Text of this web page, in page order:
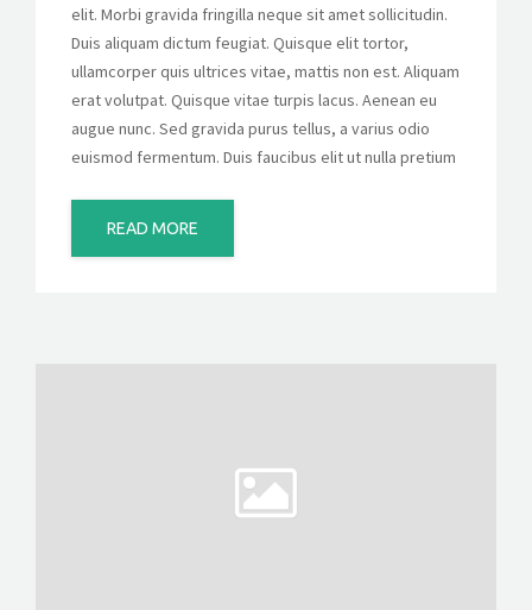
elit. Morbi gravida fringilla neque sit amet sollicitudin.
Duis aliquam dictum feugiat. Quisque elit tortor,
ullamcorper quis ultrices vitae, mattis non est. Aliquam
erat volutpat. Quisque vitae turpis lacus. Aenean eu
augue nunc. Sed gravida purus tellus, a varius odio
euismod fermentum. Duis faucibus elit ut nulla pretium
READ MORE